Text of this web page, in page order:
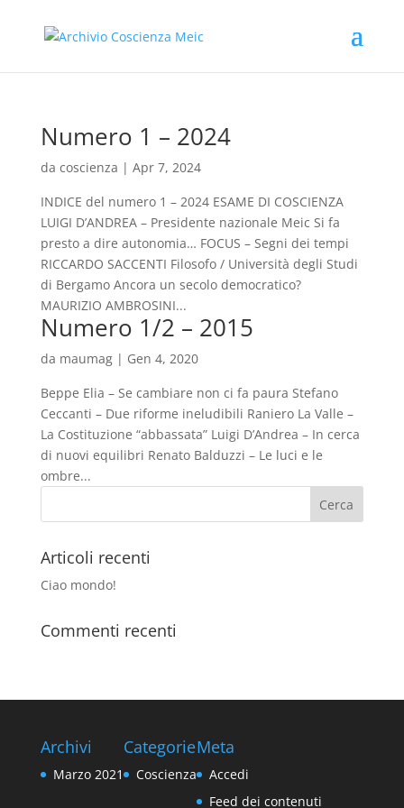
Numero 1 – 2024
da coscienza | Apr 7, 2024
INDICE del numero 1 – 2024 ESAME DI COSCIENZA
LUIGI D’ANDREA – Presidente nazionale Meic Si fa
presto a dire autonomia… FOCUS – Segni dei tempi
RICCARDO SACCENTI Filosofo / Università degli Studi
di Bergamo Ancora un secolo democratico?
MAURIZIO AMBROSINI...
Numero 1/2 – 2015
da maumag| Gen 4, 2020
Beppe Elia – Se cambiare non ci fa paura Stefano
Ceccanti – Due riforme ineludibili Raniero La Valle –
La Costituzione “abbassata” Luigi D’Andrea – In cerca
di nuovi equilibri Renato Balduzzi – Le luci e le
ombre...
Articoli recenti
Ciao mondo!
Commenti recenti
Archivi
Marzo 2021
Categorie
Coscienza
Meta
Accedi
Feed dei contenuti